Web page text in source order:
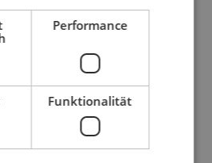
wir in unsere
Ihnen gewünschten Zeit
Teilmengen.
und wertvolleLager- und
Performance
Funktionalität